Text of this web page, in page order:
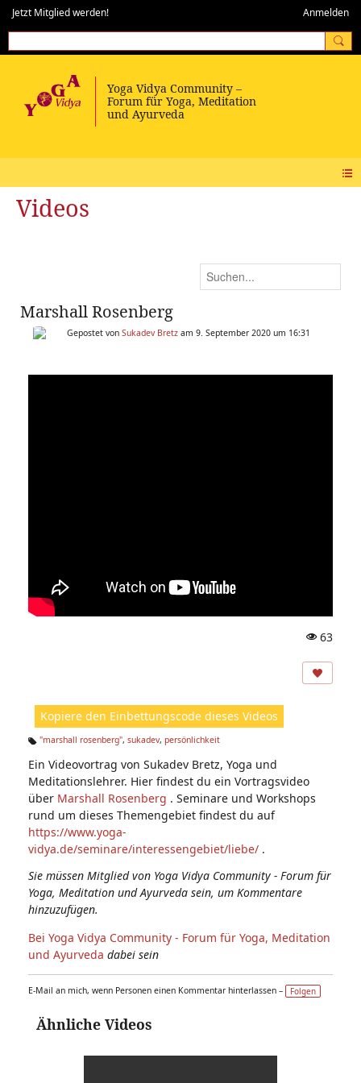
Jetzt Mitglied werden! Anmelden
Videos
Marshall Rosenberg
Gepostet von Sukadev Bretz am 9. September 2020 um 16:31
ns
ic
63
Kopiere den Einbettungscode dieses Videos
g
s:
"marshall rosenberg", sukadev, persönlichkeit
Ein Videovortrag von Sukadev Bretz, Yoga und
Meditationslehrer. Hier findest du ein Vortragsvideo
über Marshall Rosenberg . Seminare und Workshops
rund um dieses Themengebiet findest du auf
https://www.yoga-
vidya.de/seminare/interessengebiet/liebe/ .
Sie müssen Mitglied von Yoga Vidya Community - Forum für
Yoga, Meditation und Ayurveda sein, um Kommentare
hinzuzufügen.
Bei Yoga Vidya Community - Forum für Yoga, Meditation
und Ayurveda dabei sein
E-Mail an mich, wenn Personen einen Kommentar hinterlassen – Folgen
Ähnliche Videos